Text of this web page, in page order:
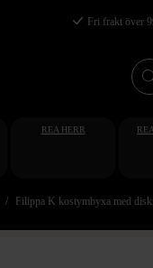
Fri frakt över
REA HERR
Filippa K kostymbyxa med